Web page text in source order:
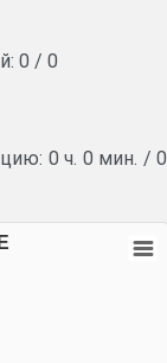
0 / 0
0 ч. 0 мин. / 0